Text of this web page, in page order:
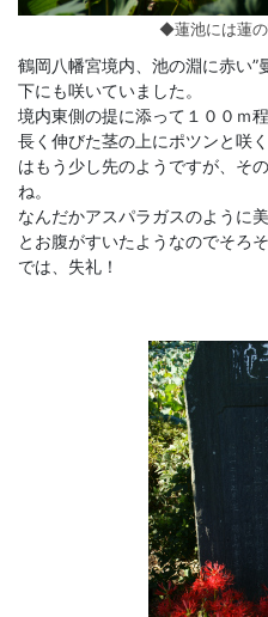
◆蓮池には蓮の
鶴岡八幡宮境内、池の淵に赤い”
下にも咲いていました。
境内東側の提に添って１００ｍ
長く伸びた茎の上にポツンと咲
はもう少し先のようですが、そ
ね。
なんだかアスパラガスのように
とお腹がすいたようなのでそろ
では、失礼！